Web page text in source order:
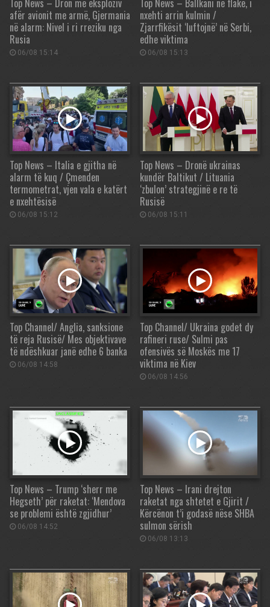
Top News – Dron me eksploziv
afër avionit me armë, Gjermania
në alarm: Nivel i ri rreziku nga
Rusia
06/08 15:14
Top News – Ballkani në flakë, i
nxehti arrin kulmin /
Zjarrfikësit ‘luftojnë’ në Serbi,
edhe viktima
06/08 15:13
Top News – Italia e gjitha në
alarm të kuq / Çmenden
termometrat, vjen vala e katërt
e nxehtësisë
06/08 15:12
Top News – Dronë ukrainas
kundër Baltikut / Lituania
‘zbulon’ strategjinë e re të
Rusisë
06/08 15:11
Top Channel/ Anglia, sanksione
të reja Rusisë/ Mes objektivave
të ndëshkuar janë edhe 6 banka
06/08 14:58
Top Channel/ Ukraina godet dy
rafineri ruse/ Sulmi pas
ofensivës së Moskës me 17
viktima në Kiev
06/08 14:56
Top News – Trump ‘sherr me
Hegseth’ për raketat: ‘Mendova
se problemi është zgjidhur’
06/08 14:52
Top News – Irani drejton
raketat nga shtetet e Gjirit /
Kërcënon t’i godasë nëse SHBA
sulmon sërish
06/08 13:13